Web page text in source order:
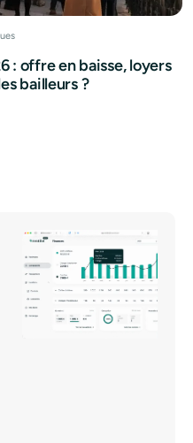
offre en baisse, loyers
bailleurs ?